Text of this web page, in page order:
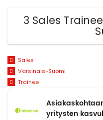
3 Sales
Sales
Varsinais-Suomi
Trainee
yritysten